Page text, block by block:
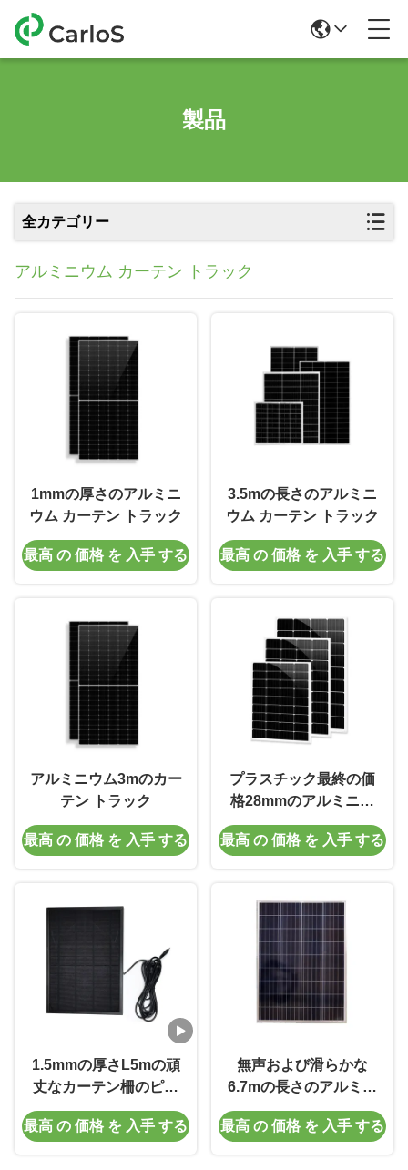
製品
全カテゴリー
アルミニウム カーテン トラック
1mmの厚さのアルミニ
ウム カーテン トラック
最高 の 価格 を 入手 する
3.5mの長さのアルミニ
ウム カーテン トラック
最高 の 価格 を 入手 する
アルミニウム3mのカー
テン トラック
最高 の 価格 を 入手 する
プラスチック最終の価
格28mmのアルミニウ
ム カーテン・レール安
い1.2mmの厚さ
最高 の 価格 を 入手 する
1.5mmの厚さL5mの頑
丈なカーテン柵のピン
チ プリーツのカーテン
トラック
最高 の 価格 を 入手 する
無声および滑らかな
6.7mの長さのアルミニ
ウム カーテン トラック
最高 の 価格 を 入手 する